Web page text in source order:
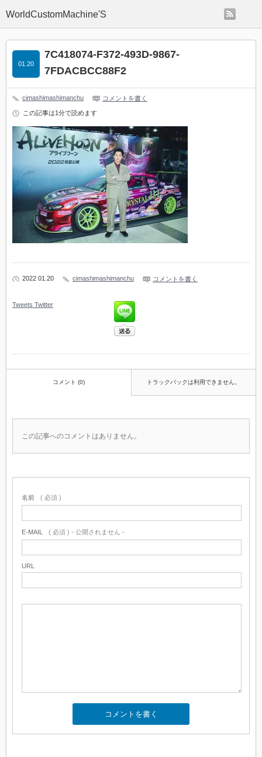
WorldCustomMachine'S
7C418074-F372-493D-9867-
7FDACBCC88F2
01.20
cimashimashimanchu コメントを書く
この記事は1分で読めます
2022 01.20 cimashimashimanchu コメントを書く
Tweets Twitter
コメント (0) トラックバックは利用できません。
この記事へのコメントはありません。
名前 ( 必須 )
E-MAIL ( 必須 ) - 公開されません -
URL